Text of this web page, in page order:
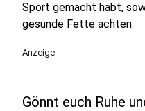
Sport gemacht habt,
gesunde Fette achten.
Anzeige
Gönnt euch Ruhe